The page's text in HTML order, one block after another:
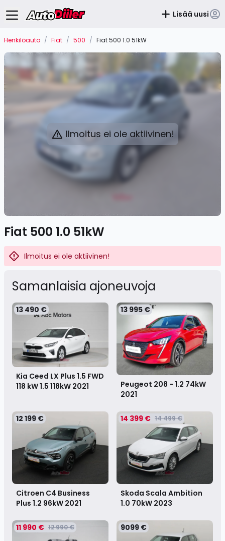
Lisää uusi
Henkilöauto / Fiat / 500 / Fiat 500 1.0 51kW
Ilmoitus ei ole aktiivinen!
Fiat 500 1.0 51kW
Ilmoitus ei ole aktiivinen!
Samanlaisia ​​ajoneuvoja
13 490 €
Kia Ceed LX Plus 1.5 FWD
118 kW 1.5 118kW 2021
13 995 €
Peugeot 208 - 1.2 74kW
2021
12 199 €
Citroen C4 Business
Plus 1.2 96kW 2021
14 399 € 14 499 €
Skoda Scala Ambition
1.0 70kW 2023
11 990 € 12 990 € 9099 €